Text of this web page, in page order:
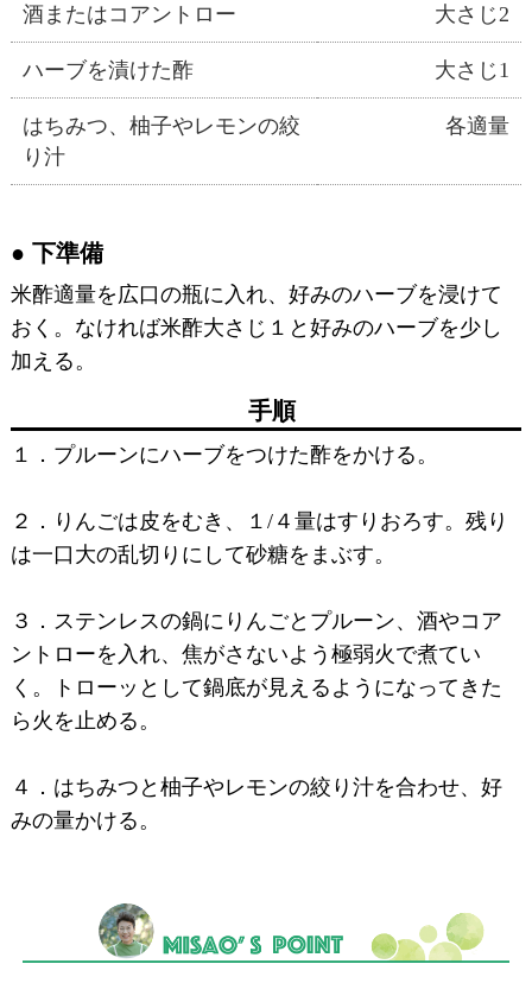
酒またはコアントロー 大さじ2
ハーブを漬けた酢 大さじ1
はちみつ、柚子やレモンの絞
り汁
各適量
下準備
米酢適量を広口の瓶に入れ、好みのハーブを浸けて
おく。なければ米酢大さじ１と好みのハーブを少し
加える。
手順
１．プルーンにハーブをつけた酢をかける。
２．りんごは皮をむき、１/４量はすりおろす。残り
は一口大の乱切りにして砂糖をまぶす。
３．ステンレスの鍋にりんごとプルーン、酒やコア
ントローを入れ、焦がさないよう極弱火で煮てい
く。トローッとして鍋底が見えるようになってきた
ら火を止める。
４．はちみつと柚子やレモンの絞り汁を合わせ、好
みの量かける。